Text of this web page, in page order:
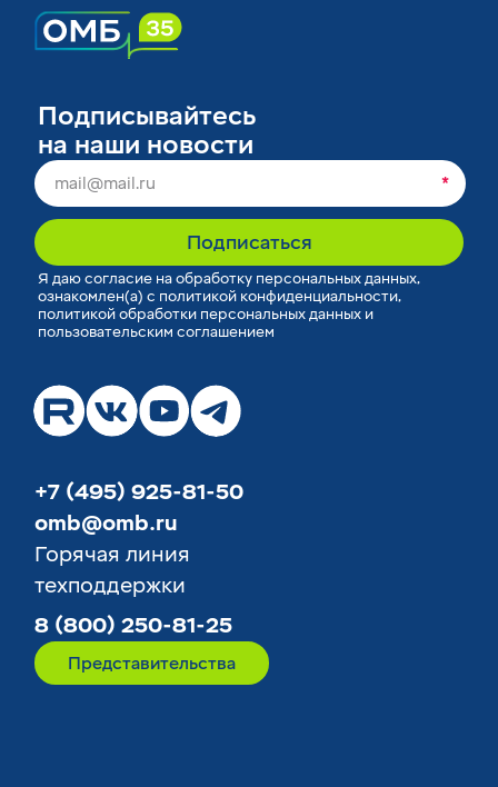
Подписывайтесь
на наши новости
*
Подписаться
Я даю согласие на обработку персональных данных,
ознакомлен(а) с политикой конфиденциальности,
политикой обработки персональных данных и
пользовательским соглашением
+7 (495) 925-81-50
omb@omb.ru
Горячая линия
техподдержки
8 (800) 250-81-25
Представительства